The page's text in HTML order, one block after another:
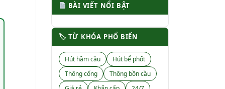
BÀI VIẾT NỔI BẬT
🏷 TỪ KHÓA PHỔ BIẾN
Hút hầm cầu
Hút bể phốt
Thông cống
Thông bồn cầu